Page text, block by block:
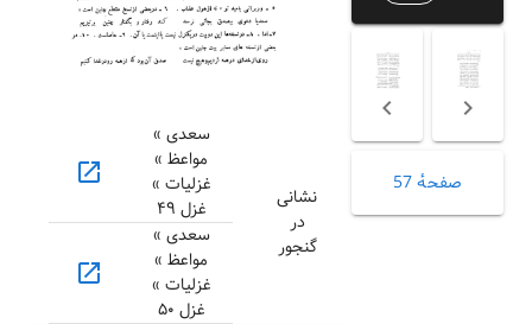
صفحهٔ 57
نشانی
در
گنجور
سعدی »
مواعظ »
غزلیات »
غزل ۴۹
open_in_new
سعدی »
مواعظ »
غزلیات »
غزل ۵۰
open_in_new